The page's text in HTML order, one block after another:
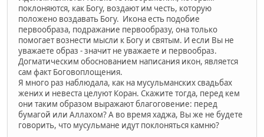
поклоняются, как Богу, воздают им честь, которую
положено воздавать Богу. Икона есть подобие
первообраза, подражание первообразу, она только
помогает вознести мысли к Богу и святым. И если Вы не
уважаете образ - значит не уважаете и первообраз.
Догматическим обоснованием написания икон, является
сам факт Боговоплощения.
Я много раз наблюдала, как на мусульманских свадьбах
жених и невеста целуют Коран. Скажите тогда, перед кем
они таким образом выражают благоговение: перед
бумагой или Аллахом? А во время хаджа, Вы же не будете
говорить, что мусульмане идут поклоняться камню?